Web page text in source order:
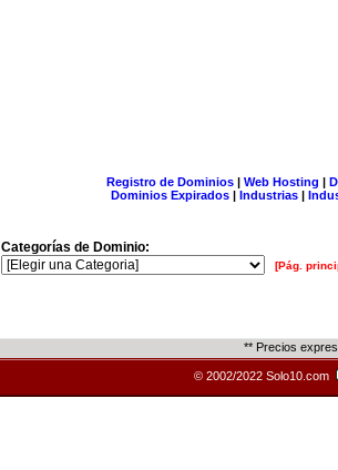
Registro de Dominios| Web Hosting |
Dominios Expirados | Industrias |
Categorías de Dominio:
[Pág.
** Precios
© 2002/2022 Solo10.com